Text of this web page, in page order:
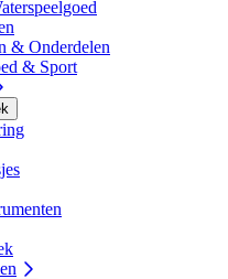
& Onderdelen
& Sport